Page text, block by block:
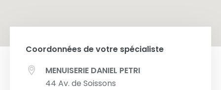
Coordonnées de votre spécialiste
MENUISERIE DANIEL PETRI
44 Av. de Soissons